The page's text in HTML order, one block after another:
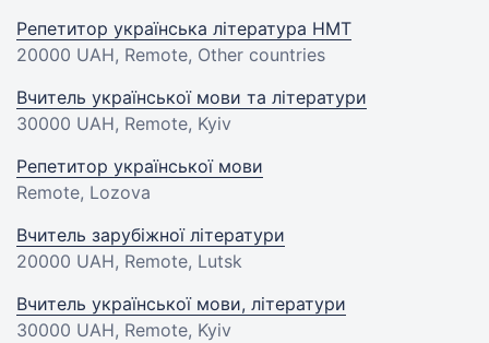
Репетитор українська література НМТ
20000 UAH, Remote, Other countries
Вчитель української мови та літератури
30000 UAH, Remote, Kyiv
Репетитор української мови
Remote, Lozova
Вчитель зарубіжної літератури
20000 UAH, Remote, Lutsk
Вчитель української мови, літератури
30000 UAH, Remote, Kyiv